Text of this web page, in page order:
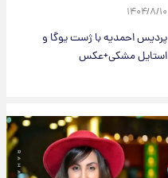
۱۴۰۴/۸/۱۰
پردیس احمدیه با ژست یوگا و
استایل مشکی+عکس